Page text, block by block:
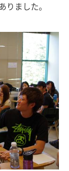
ました。